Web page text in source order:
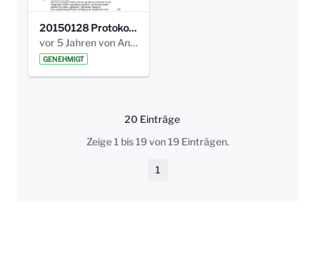
20150128 Protokoll Bismarckplatz_Jugend_01.pdf
vor 5 Jahren von Anni Schlumberger
GENEHMIGT
20 Einträge
Pro Seite
Zeige 1 bis 19 von 19 Einträgen.
Seite
1